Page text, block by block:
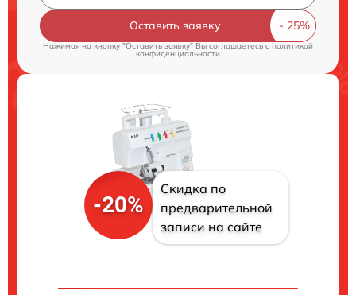
Оставить заявку
Нажимая на кнопку "Оставить заявку" Вы соглашаетесь cполитикой
конфиденциальности
-20%
Скидка по
предварительной
записи на сайте